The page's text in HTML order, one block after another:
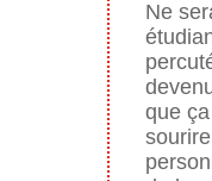
Ne
que